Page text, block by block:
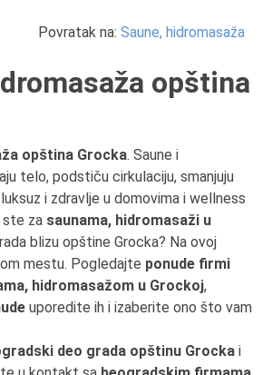
Povratak na: Saune, hidromasaža
opština
opština Grocka. Saune i
telo, podstiču cirkulaciju, smanjuju
i zdravlje u domovima i wellness
ste za saunama, hidromasaži u
blizu opštine Grocka? Na ovoj
mestu. Pogledajte ponude firmi
hidromasažom u Grockoj,
uporedite ih i izaberite ono što vam
deo grada opštinu Grocka i